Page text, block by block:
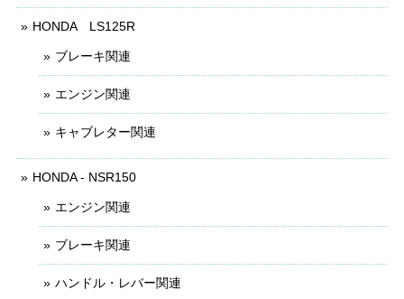
HONDA LS125R
ブレーキ関連
エンジン関連
キャブレター関連
HONDA - NSR150
エンジン関連
ブレーキ関連
ハンドル・レバー関連